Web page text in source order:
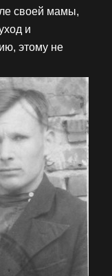
своей мамы,
и
этому не